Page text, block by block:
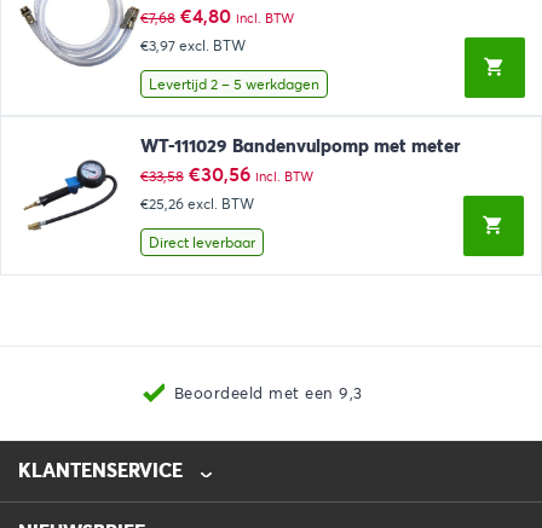
€7,68 Oorspronkelijke
prijs
was:
€7,68.
€4,80Huidige
prijs
is:
€4,80.
incl. BTW
€3,97 excl. BTW
Levertijd 2 – 5 werkdagen
WT-111029 Bandenvulpomp met meter
€33,58 Oorspronkelijke
prijs
was:
€33,58.
€30,56Huidige
prijs
is:
€30,56.
incl. BTW
€25,26 excl. BTW
Direct leverbaar
Beoordeeld met een 9,3
KLANTENSERVICE